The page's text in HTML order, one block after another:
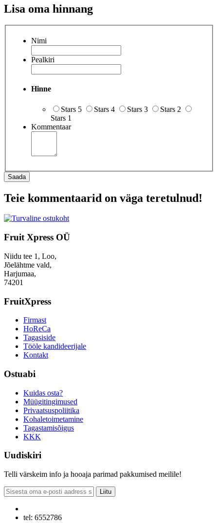
Lisa oma hinnang
Nimi
Pealkiri
Hinne
Stars 5 Stars 4 Stars 3
Stars 2
Stars 1
Kommentaar
Saada
Teie kommentaarid on väga teretulnud!
Fruit Xpress OÜ
Niidu tee 1, Loo,
Jõelähtme vald,
Harjumaa,
74201
FruitXpress
Firmast
HoReCa
Tagasiside
Tööle kandideerijale
Kontakt
Ostuabi
Kuidas osta?
Müügitingimused
Privaatsuspoliitika
Kohaletoimetamine
Tagastamisõigus
KKK
Uudiskiri
Telli värskeim info ja hooaja parimad pakkumised meilile!
Liitu
tel: 6552786